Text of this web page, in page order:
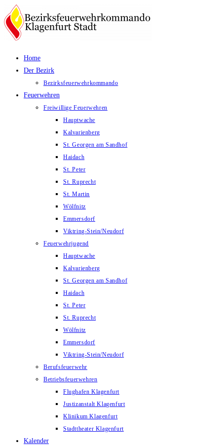
Zum
Inhalt
springen
Home
Der Bezirk
Bezirksfeuerwehrkommando
Feuerwehren
Freiwillige Feuerwehren
Hauptwache
Kalvarienberg
St. Georgen am Sandhof
Haidach
St. Peter
St. Ruprecht
St. Martin
Wölfnitz
Emmersdorf
Viktring-Stein/Neudorf
Feuerwehrjugend
Hauptwache
Kalvarienberg
St. Georgen am Sandhof
Haidach
St. Peter
St. Ruprecht
Wölfnitz
Emmersdorf
Viktring-Stein/Neudorf
Berufsfeuerwehr
Betriebsfeuerwehren
Flughafen Klagenfurt
Justizanstalt Klagenfurt
Klinikum Klagenfurt
Stadttheater Klagenfurt
Kalender